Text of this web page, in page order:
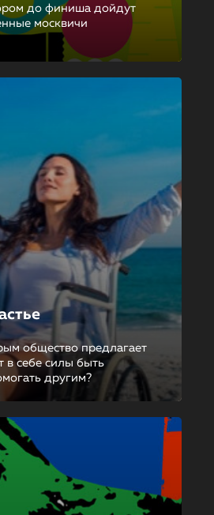
до финиша дойдут
москвичи
общество предлагает
в себе силы быть
другим?